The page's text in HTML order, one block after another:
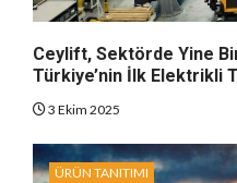
Ceylift, Sektörde Yine
Türkiye’nin İlk Elektrikli
3 Ekim 2025
ÜRÜN TANITIMI